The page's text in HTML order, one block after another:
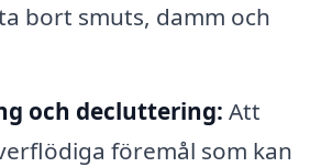
bort smuts, damm och
och decluttering: Att
föremål som kan